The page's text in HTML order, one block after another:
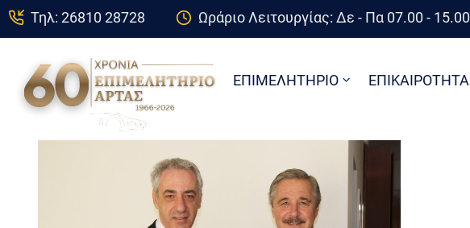
Τηλ: 26810 28728 Ωράριο Λειτουργίας: Δε - Πα 07.00 - 15.00
ΕΠΙΜΕΛΗΤΗΡΙΟ ΕΠΙΚΑΙΡΟΤΗΤΑ